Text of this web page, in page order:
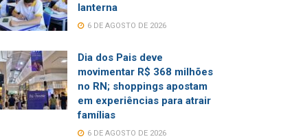
lanterna
6 DE AGOSTO DE 2026
Dia dos Pais deve
movimentar R$ 368 milhões
no RN; shoppings apostam
em experiências para atrair
famílias
6 DE AGOSTO DE 2026